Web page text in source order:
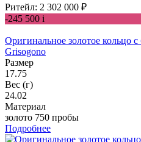
Ритейл: 2 302 000 ₽
-245 500 i
Оригинальное золотое кольцо
Grisogono
Размер
17.75
Вес (г)
24.02
Материал
золото 750 пробы
Подробнее